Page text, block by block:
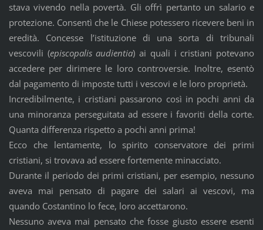
stava vivendo nella povertà. Gli offrì pertanto un salario e
protezione. Consentì che le Chiese potessero ricevere beni in
eredità. Concesse l’istituzione di una sorta di tribunali
vescovili (episcopalis audientia) ai quali i cristiani potevano
accedere per dirimere le loro controversie. Inoltre, esentò
dal pagamento di imposte tutti i vescovi e le loro proprietà.
Incredibilmente, i cristiani passarono così in pochi anni da
una minoranza perseguitata ad essere i favoriti della corte.
Quanta differenza rispetto a pochi anni prima!
Ecco che lentamente, lo spirito conservatore dei primi
cristiani, si trovava ad essere fortemente minacciato.
Durante il periodo dei primi cristiani, per esempio, nessuno
aveva mai pensato di pagare dei salari ai vescovi, ma
quando Costantino lo fece, loro accettarono.
Nessuno aveva mai pensato che fosse giusto essere esenti